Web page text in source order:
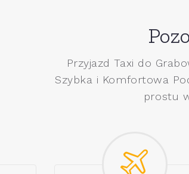
Przyjazd Taxi do
Szybka i Komfortowa
prostu